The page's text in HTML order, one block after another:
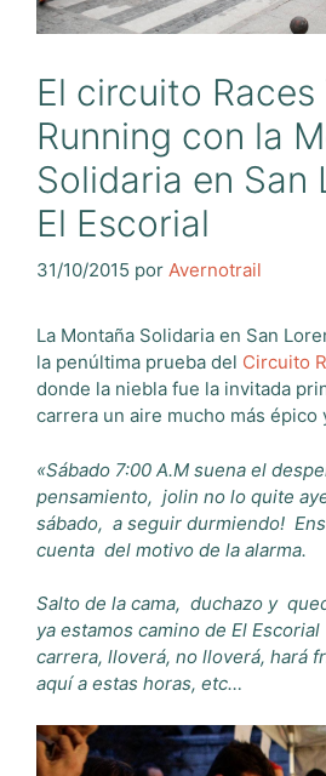
El circuito Races
Running con la
Solidaria en San
El Escorial
31/10/2015 por Avernotrail
La Montaña Solidaria en San
la penúltima prueba del Circuito
donde la niebla fue la invitada
carrera un aire mucho más épico
«Sábado 7:00 A.M suena el
pensamiento, jolin no lo quite
sábado, a seguir durmiendo!
cuenta del motivo de la alarma.
Salto de la cama, duchazo y
ya estamos camino de El Escorial
carrera, lloverá, no lloverá, hará
aquí a estas horas, etc…